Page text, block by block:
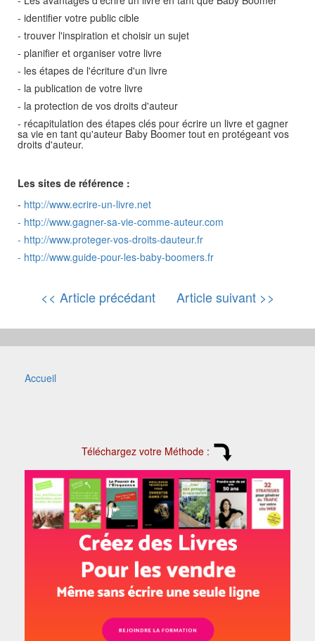
- identifier votre public cible
- trouver l'inspiration et choisir un sujet
- planifier et organiser votre livre
- les étapes de l'écriture d'un livre
- la publication de votre livre
- la protection de vos droits d'auteur
- récapitulation des étapes clés pour écrire un livre et gagner
sa vie en tant qu'auteur Baby Boomer tout en protégeant vos
droits d'auteur.
Les sites de référence :
- http://www.ecrire-un-livre.net
- http://www.gagner-sa-vie-comme-auteur.com
- http://www.proteger-vos-droits-dauteur.fr
- http://www.guide-pour-les-baby-boomers.fr
<< Article précédant Article suivant >>
Accueil
Téléchargez votre Méthode :